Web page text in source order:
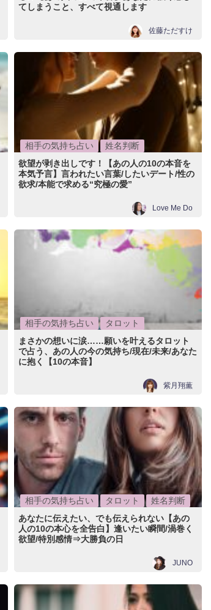
てしまうこと、すべて視通します
佐藤ただすけ
相手の気持ち占い
姓名判断
欲望が剥き出しです！【あの人の10の本音を
本気予言】言われたい言葉/したいデート/性の
欲求/本能で求める“究極の愛”
Love Me Do
相手の気持ち占い
タロット
まさかの想いに涙……願いを叶えるタロット
で占う、あの人の今の気持ち/現在/未来/あなた
に抱く【10の本音】
紫月翔薫
相手の気持ち占い タロット
姓名判断
あなたに伝えたい、でも伝えられない【あの
人の10の本心を全告白】逢いたい瞬間/渦巻く
欲望/特別感情⇒大勝負の日
JUNO